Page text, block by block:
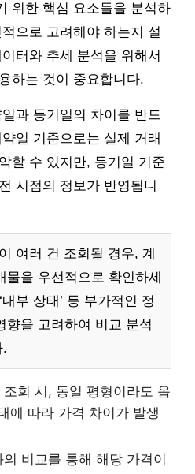
위한 핵심 요소들을 분석하
으로 고려해야 하는지 설
터와 추세 분석을 위해서
하는 것이 중요합니다.
과 등기일의 차이를 반드
일 기준으로는 실제 거래
할 수 있지만, 등기일 기준
시점의 정보가 반영됩니
여러 건 조회될 경우, 계
을 우선적으로 확인하세
내부 상태’ 등 부가적인 정
향을 고려하여 비교 분석
.
조회 시, 동일 평형이라도 옵
에 따라 가격 차이가 발생
비교를 통해 해당 가격이